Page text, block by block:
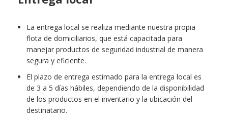
La entrega local se realiza mediante nuestra propia
flota de domiciliarios, que está capacitada para
manejar productos de seguridad industrial de manera
segura y eficiente.
El plazo de entrega estimado para la entrega local es
de 3 a 5 días hábiles, dependiendo de la disponibilidad
de los productos en el inventario y la ubicación del
destinatario.